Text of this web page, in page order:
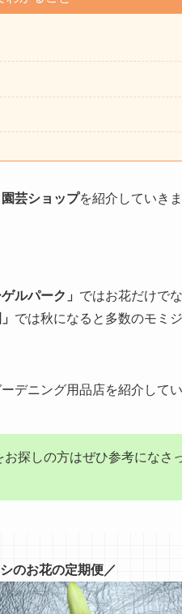
芸ショップを紹介していきま
ルパーク」 ではお花だけで
では秋になると多数のモミ
デニング用品店を紹介してい
探しの方はぜひ参考になさ
のお花の定期便／